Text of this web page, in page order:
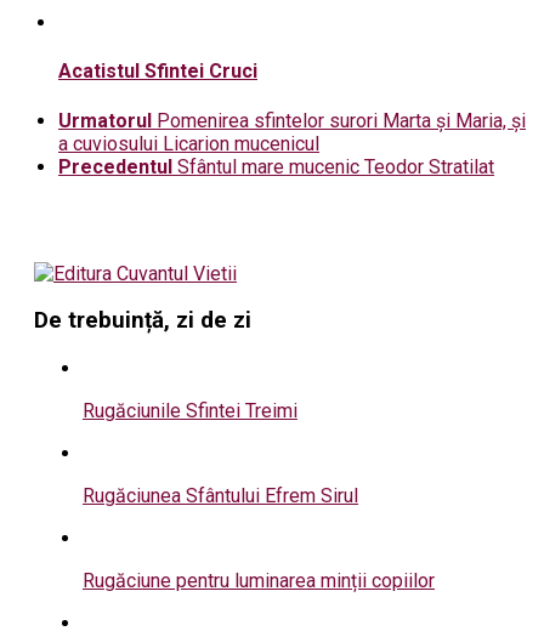
Acatistul Sfintei Cruci
Urmatorul Pomenirea sfintelor surori Marta și Maria, și
a cuviosului Licarion mucenicul
Precedentul Sfântul mare mucenic Teodor Stratilat
De trebuință, zi de zi
Rugăciunile Sfintei Treimi
Rugăciunea Sfântului Efrem Sirul
Rugăciune pentru luminarea minții copiilor